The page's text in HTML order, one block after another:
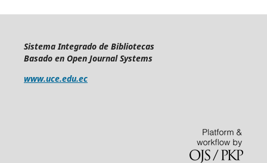
Sistema Integrado de Bibliotecas
Basado en Open Journal Systems
www.uce.edu.ec